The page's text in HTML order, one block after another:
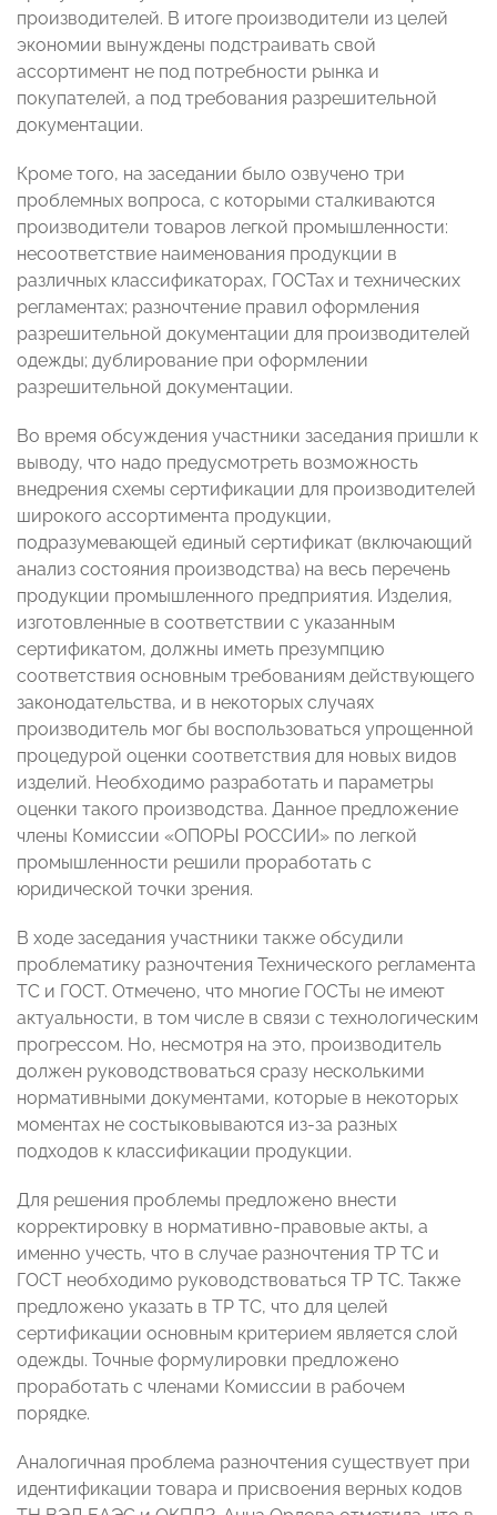
производителей. В итоге производители из целей
экономии вынуждены подстраивать свой
ассортимент не под потребности рынка и
покупателей, а под требования разрешительной
документации.
Кроме того, на заседании было озвучено три
проблемных вопроса, с которыми сталкиваются
производители товаров легкой промышленности:
несоответствие наименования продукции в
различных классификаторах, ГОСТах и технических
регламентах; разночтение правил оформления
разрешительной документации для производителей
одежды; дублирование при оформлении
разрешительной документации.
Во время обсуждения участники заседания пришли к
выводу, что надо предусмотреть возможность
внедрения схемы сертификации для производителей
широкого ассортимента продукции,
подразумевающей единый сертификат (включающий
анализ состояния производства) на весь перечень
продукции промышленного предприятия. Изделия,
изготовленные в соответствии с указанным
сертификатом, должны иметь презумпцию
соответствия основным требованиям действующего
законодательства, и в некоторых случаях
производитель мог бы воспользоваться упрощенной
процедурой оценки соответствия для новых видов
изделий. Необходимо разработать и параметры
оценки такого производства. Данное предложение
члены Комиссии «ОПОРЫ РОССИИ» по легкой
промышленности решили проработать с
юридической точки зрения.
В ходе заседания участники также обсудили
проблематику разночтения Технического регламента
ТС и ГОСТ. Отмечено, что многие ГОСТы не имеют
актуальности, в том числе в связи с технологическим
прогрессом. Но, несмотря на это, производитель
должен руководствоваться сразу несколькими
нормативными документами, которые в некоторых
моментах не состыковываются из-за разных
подходов к классификации продукции.
Для решения проблемы предложено внести
корректировку в нормативно-правовые акты, а
именно учесть, что в случае разночтения ТР ТС и
ГОСТ необходимо руководствоваться ТР ТС. Также
предложено указать в ТР ТС, что для целей
сертификации основным критерием является слой
одежды. Точные формулировки предложено
проработать с членами Комиссии в рабочем
порядке.
Аналогичная проблема разночтения существует при
идентификации товара и присвоения верных кодов